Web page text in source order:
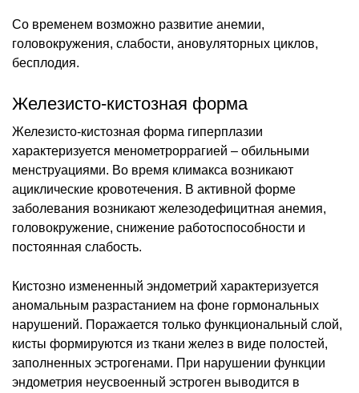
Со временем возможно развитие анемии,
головокружения, слабости, ановуляторных циклов,
бесплодия.
Железисто-кистозная форма
Железисто-кистозная форма гиперплазии
характеризуется менометроррагией – обильными
менструациями. Во время климакса возникают
ациклические кровотечения. В активной форме
заболевания возникают железодефицитная анемия,
головокружение, снижение работоспособности и
постоянная слабость.
Кистозно измененный эндометрий характеризуется
аномальным разрастанием на фоне гормональных
нарушений. Поражается только функциональный слой,
кисты формируются из ткани желез в виде полостей,
заполненных эстрогенами. При нарушении функции
эндометрия неусвоенный эстроген выводится в